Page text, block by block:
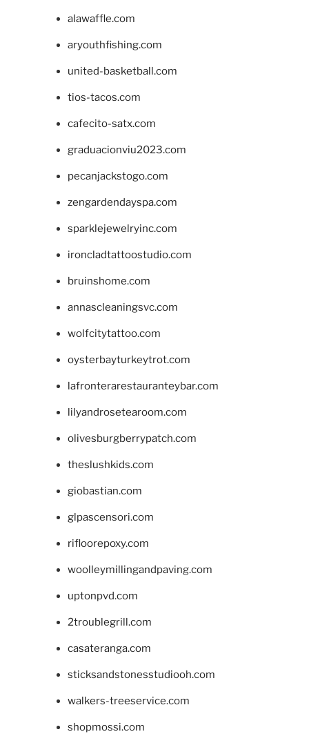
alawaffle.com
aryouthfishing.com
united-basketball.com
tios-tacos.com
cafecito-satx.com
graduacionviu2023.com
pecanjackstogo.com
zengardendayspa.com
sparklejewelryinc.com
ironcladtattoostudio.com
bruinshome.com
annascleaningsvc.com
wolfcitytattoo.com
oysterbayturkeytrot.com
lafronterarestauranteybar.com
lilyandrosetearoom.com
olivesburgberrypatch.com
theslushkids.com
giobastian.com
glpascensori.com
rifloorepoxy.com
woolleymillingandpaving.com
uptonpvd.com
2troublegrill.com
casateranga.com
sticksandstonesstudiooh.com
walkers-treeservice.com
shopmossi.com